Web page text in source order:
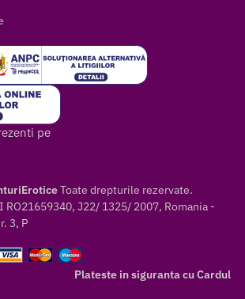
pe
Toate drepturile rezervate.
RO21659340, J22/ 1325/ 2007, Romania -
3, P
Plateste in siguranta cu Cardul